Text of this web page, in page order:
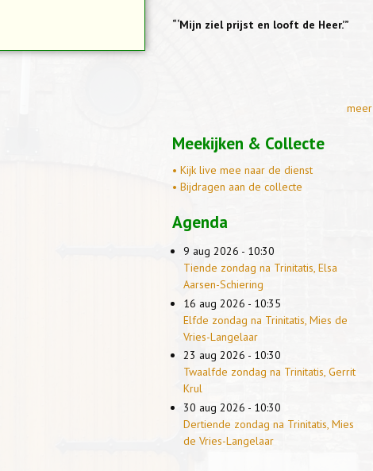
“‘Mijn ziel prijst en looft de Heer.’”
meer
Meekijken & Collecte
• Kijk live mee naar de dienst
• Bijdragen aan de collecte
Agenda
9 aug 2026 - 10:30
Tiende zondag na Trinitatis, Elsa
Aarsen-Schiering
16 aug 2026 - 10:35
Elfde zondag na Trinitatis, Mies de
Vries-Langelaar
23 aug 2026 - 10:30
Twaalfde zondag na Trinitatis, Gerrit
Krul
30 aug 2026 - 10:30
Dertiende zondag na Trinitatis, Mies
de Vries-Langelaar